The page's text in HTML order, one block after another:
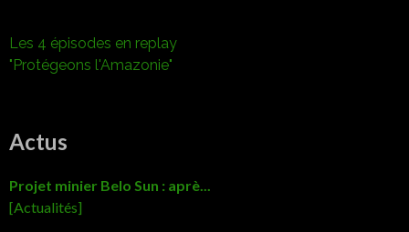
Les 4 épisodes en replay
"Protégeons l'Amazonie"
Actus
Projet minier Belo Sun : aprè...
[Actualités]